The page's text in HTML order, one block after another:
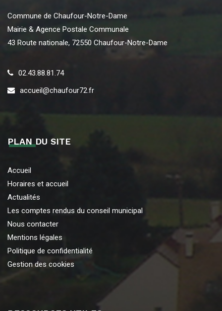
Commune de Chaufour-Notre-Dame
Mairie & Agence Postale Communale
43 Route nationale, 72550 Chaufour-Notre-Dame
02.43.88.81.74
accueil@chaufour72.fr
PLAN DU SITE
Accueil
Horaires et accueil
Actualités
Les comptes rendus du conseil municipal
Nous contacter
Mentions légales
Politique de confidentialité
Gestion des cookies